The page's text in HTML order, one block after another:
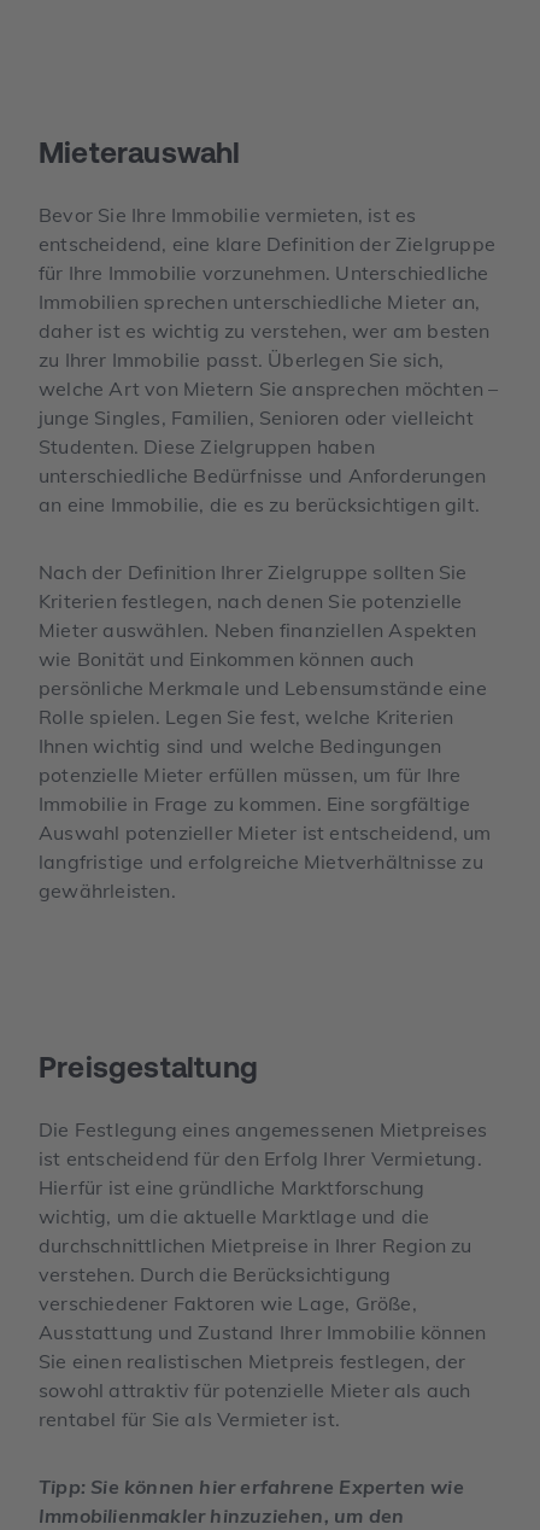
Mieterauswahl
Bevor Sie Ihre Immobilie vermieten, ist es
entscheidend, eine klare Definition der Zielgruppe
für Ihre Immobilie vorzunehmen. Unterschiedliche
Immobilien sprechen unterschiedliche Mieter an,
daher ist es wichtig zu verstehen, wer am besten
zu Ihrer Immobilie passt. Überlegen Sie sich,
welche Art von Mietern Sie ansprechen möchten –
junge Singles, Familien, Senioren oder vielleicht
Studenten. Diese Zielgruppen haben
unterschiedliche Bedürfnisse und Anforderungen
an eine Immobilie, die es zu berücksichtigen gilt.
Nach der Definition Ihrer Zielgruppe sollten Sie
Kriterien festlegen, nach denen Sie potenzielle
Mieter auswählen. Neben finanziellen Aspekten
wie Bonität und Einkommen können auch
persönliche Merkmale und Lebensumstände eine
Rolle spielen. Legen Sie fest, welche Kriterien
Ihnen wichtig sind und welche Bedingungen
potenzielle Mieter erfüllen müssen, um für Ihre
Immobilie in Frage zu kommen. Eine sorgfältige
Auswahl potenzieller Mieter ist entscheidend, um
langfristige und erfolgreiche Mietverhältnisse zu
gewährleisten.
Preisgestaltung
Die Festlegung eines angemessenen Mietpreises
ist entscheidend für den Erfolg Ihrer Vermietung.
Hierfür ist eine gründliche Marktforschung
wichtig, um die aktuelle Marktlage und die
durchschnittlichen Mietpreise in Ihrer Region zu
verstehen. Durch die Berücksichtigung
verschiedener Faktoren wie Lage, Größe,
Ausstattung und Zustand Ihrer Immobilie können
Sie einen realistischen Mietpreis festlegen, der
sowohl attraktiv für potenzielle Mieter als auch
rentabel für Sie als Vermieter ist.
Tipp: Sie können hier erfahrene Experten wie
Immobilienmakler hinzuziehen, um den